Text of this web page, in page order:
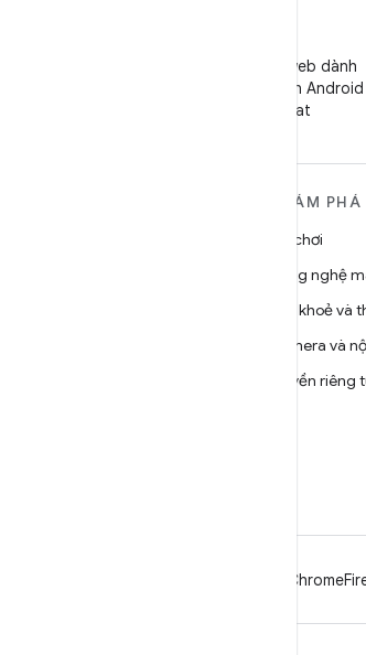
Theo dõi trang web dành
cho Nhà phát triển Android
trên WeChat
KHÁM PHÁ
Trò chơi
Công nghệ
Sức khoẻ và
Camera và
Quyền riêng
Chrome